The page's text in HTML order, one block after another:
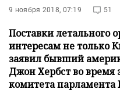
9 ноября 2018, 07:19 51
Поставки летального
интересам не только
заявил бывший
Джон Хербст во время
комитета парламента